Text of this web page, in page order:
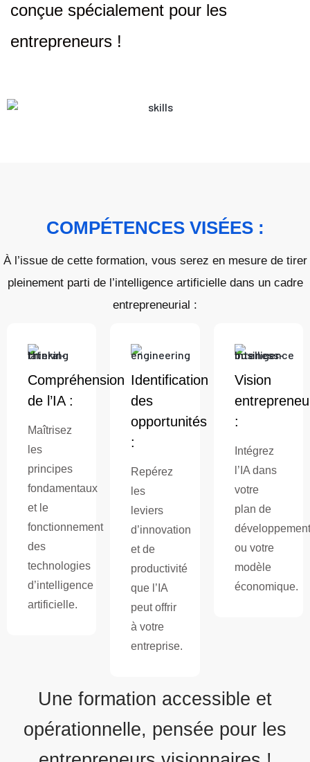
conçue spécialement pour les
entrepreneurs !
COMPÉTENCES VISÉES :
À l’issue de cette formation, vous serez en mesure de tirer
pleinement parti de l’intelligence artificielle dans un cadre
entrepreneurial :
Compréhension
de l’IA :
Maîtrisez
les
principes
fondamentaux
et le
fonctionnement
des
technologies
d’intelligence
artificielle.
Identification
des
opportunités
:
Repérez
les
leviers
d’innovation
et de
productivité
que l’IA
peut offrir
à votre
entreprise.
Vision
:
Intégrez
l’IA dans
votre
plan de
développement
ou votre
modèle
économique.
Une formation accessible et
opérationnelle, pensée pour les